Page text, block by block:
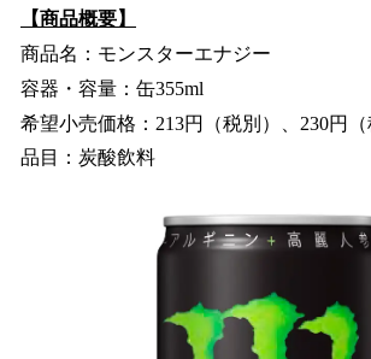
【商品概要】
商品名：モンスターエナジー
容器・容量：缶355ml
希望小売価格：213円（税別）、230円（
品目：炭酸飲料